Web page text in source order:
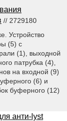
// 2729180
Устройство
(5) с
(1), выходной
патрубка (4),
на входной (9)
(6) и
буферного (12)
анти-lyst